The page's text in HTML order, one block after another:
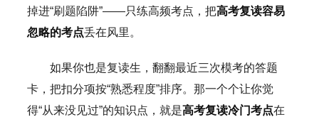
掉进“刷题陷阱”——只练高频考点，把高考复读容易
忽略的考点丢在风里。
如果你也是复读生，翻翻最近三次模考的答题
卡，把扣分项按“熟悉程度”排序。那一个个让你觉
得“从来没见过”的知识点，就是高考复读冷门考点在